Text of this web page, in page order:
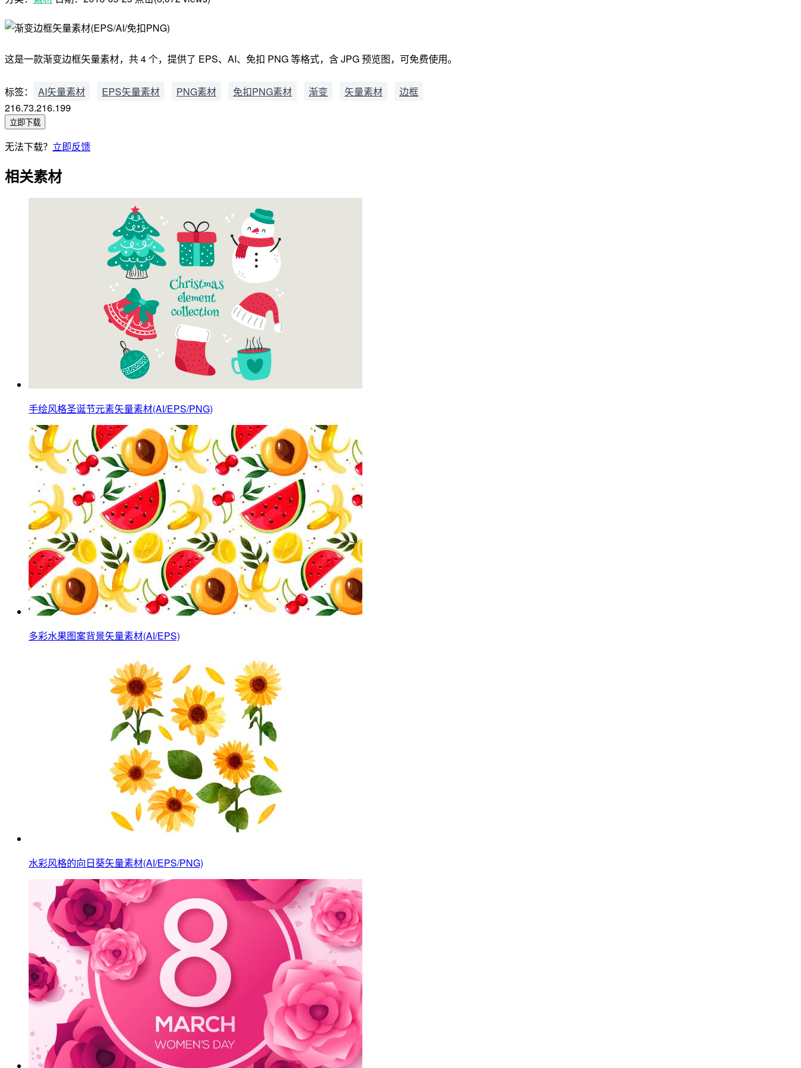
这是一款渐变边框矢量素材，共 4 个，提供了 EPS、AI、免扣 PNG 等格式，含 JPG 预览图，可免费使用。
标签： AI矢量素材 EPS矢量素材 PNG素材 免扣PNG素材 渐变 矢量素材
边框
216.73.216.199
立即下载
无法下载？ 立即反馈
相关素材
手绘风格圣诞节元素矢量素材(AI/EPS/PNG)
多彩水果图案背景矢量素材(AI/EPS)
水彩风格的向日葵矢量素材(AI/EPS/PNG)